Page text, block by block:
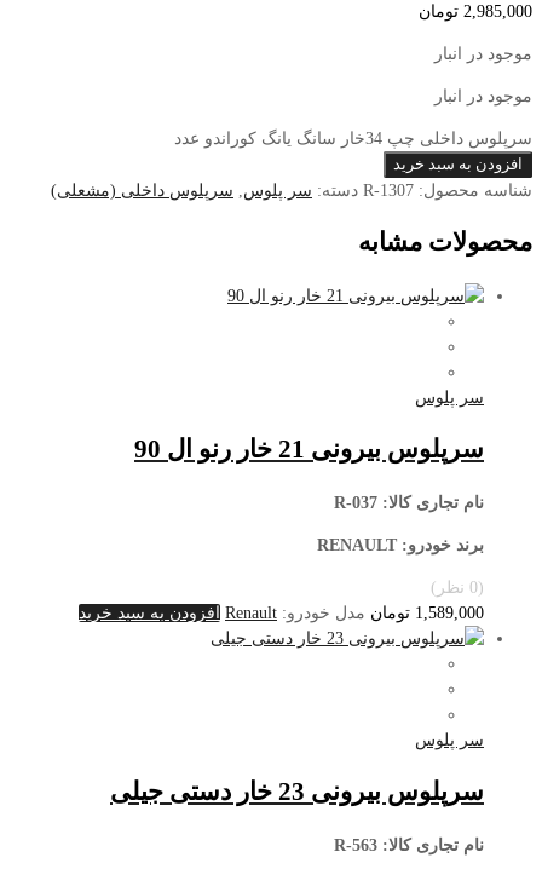
2,985,000 تومان
موجود در انبار
موجود در انبار
سرپلوس داخلی چپ 34خار سانگ یانگ کوراندو عدد
افزودن به سبد خرید
شناسه محصول: R-1307 دسته: سر پلوس سرپلوس داخلی (مشعلی)
محصولات مشابه
سر پلوس
سرپلوس بیرونی 21 خار رنو ال 90
نام تجاری کالا: R-037
برند خودرو: RENAULT
(0 نظر)
1,589,000 تومان مدل خودرو: Renault افزودن به سبد خرید
سر پلوس
سرپلوس بیرونی 23 خار دستی جیلی
نام تجاری کالا: R-563